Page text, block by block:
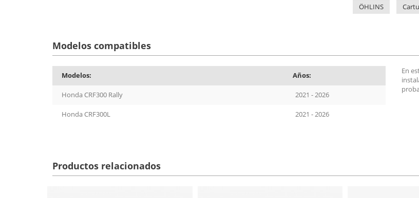
ÖHLINS
Modelos compatibles
Modelos: Años:
Honda CRF300 Rally 2021 - 2026
Honda CRF300L 2021 - 2026
En
Productos relacionados